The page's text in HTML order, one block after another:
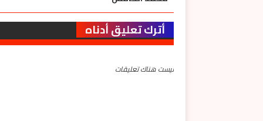
أترك تعليق أدناه
ليست هناك تعليقات